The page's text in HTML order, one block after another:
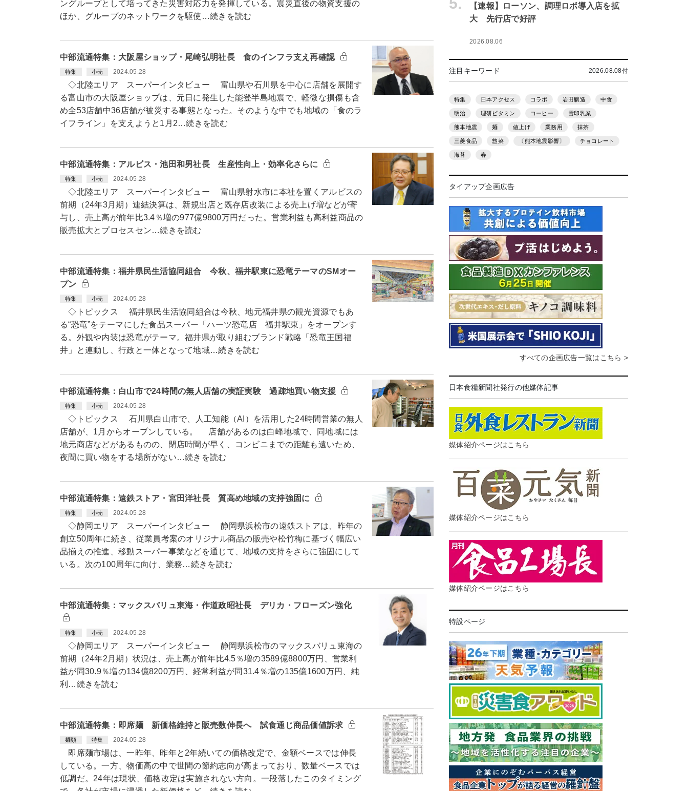
ングループとして培ってきた災害対応力を発揮している。震災直後の物資支援の
ほか、グループのネットワークを駆使…続きを読む
中部流通特集：大阪屋ショップ・尾崎弘明社長 食のインフラ支え再確認
特集 小売 2024.05.28
◇北陸エリア スーパーインタビュー 富山県や石川県を中心に店舗を展開す
る富山市の大阪屋ショップは、元日に発生した能登半島地震で、軽微な損傷も含
め全53店舗中36店舗が被災する事態となった。そのような中でも地域の「食のラ
イフライン」を支えようと1月2…続きを読む
中部流通特集：アルビス・池田和男社長 生産性向上・効率化さらに
特集 小売 2024.05.28
◇北陸エリア スーパーインタビュー 富山県射水市に本社を置くアルビスの
前期（24年3月期）連結決算は、新規出店と既存店改装による売上げ増などが寄
与し、売上高が前年比3.4％増の977億9800万円だった。営業利益も高利益商品の
販売拡大とプロセスセン…続きを読む
中部流通特集：福井県民生活協同組合 今秋、福井駅東に恐竜テーマのSMオー
プン
特集 小売 2024.05.28
◇トピックス 福井県民生活協同組合は今秋、地元福井県の観光資源でもあ
る“恐竜”をテーマにした食品スーパー「ハーツ恐竜店 福井駅東」をオープンす
る。外観や内装は恐竜がテーマ。福井県が取り組むブランド戦略「恐竜王国福
井」と連動し、行政と一体となって地域…続きを読む
中部流通特集：白山市で24時間の無人店舗の実証実験 過疎地買い物支援
特集 小売 2024.05.28
◇トピックス 石川県白山市で、人工知能（AI）を活用した24時間営業の無人
店舗が、1月からオープンしている。 店舗があるのは白峰地域で、同地域には
地元商店などがあるものの、閉店時間が早く、コンビニまでの距離も遠いため、
夜間に買い物をする場所がない…続きを読む
中部流通特集：遠鉄ストア・宮田洋社長 質高め地域の支持強固に
特集 小売 2024.05.28
◇静岡エリア スーパーインタビュー 静岡県浜松市の遠鉄ストアは、昨年の
創立50周年に続き、従業員考案のオリジナル商品の販売や松竹梅に基づく幅広い
品揃えの推進、移動スーパー事業などを通じて、地域の支持をさらに強固にして
いる。次の100周年に向け、業務…続きを読む
中部流通特集：マックスバリュ東海・作道政昭社長 デリカ・フローズン強化
特集 小売 2024.05.28
◇静岡エリア スーパーインタビュー 静岡県浜松市のマックスバリュ東海の
前期（24年2月期）状況は、売上高が前年比4.5％増の3589億8800万円、営業利
益が同30.9％増の134億8200万円、経常利益が同31.4％増の135億1600万円、純
利…続きを読む
中部流通特集：即席麺 新価格維持と販売数伸長へ 試食通じ商品価値訴求
麺類 特集 2024.05.28
即席麺市場は、一昨年、昨年と2年続いての価格改定で、金額ベースでは伸長
している。一方、物価高の中で世間の節約志向が高まっており、数量ベースでは
低調だ。24年は現状、価格改定は実施されない方向。一段落したこのタイミング
【速報】ローソン、調理ロボ導入店を拡
大 先行店で好評
2026.08.06
注目キーワード 2026.08.08付
特集 日本アクセス コラボ 岩田醸造 中食
明治 理研ビタミン コーヒー 雪印乳業
熊本地震 麺 値上げ 業務用 抹茶
三菱食品 惣菜 〔熊本地震影響〕 チョコレート
海苔 春
タイアップ企画広告
すべての企画広告一覧はこちら >
日本食糧新聞社発行の他媒体記事
媒体紹介ページはこちら
媒体紹介ページはこちら
媒体紹介ページはこちら
特設ページ